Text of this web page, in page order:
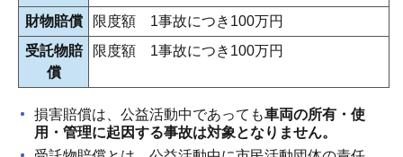
財物賠償
限度額 1事故につき100万円
受託物賠
償
限度額 1事故につき100万円
損害賠償は、公益活動中であっても車両の所有・使
用・管理に起因する事故は対象となりません。